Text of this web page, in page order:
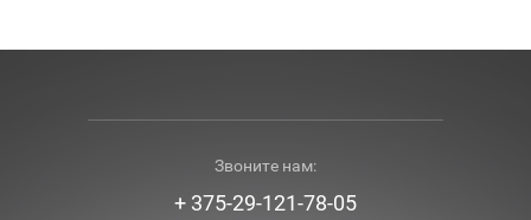
Звоните нам:
+ 375-29-121-78-05